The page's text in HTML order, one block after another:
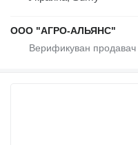
ООО "АГРО-АЛЬЯНС"